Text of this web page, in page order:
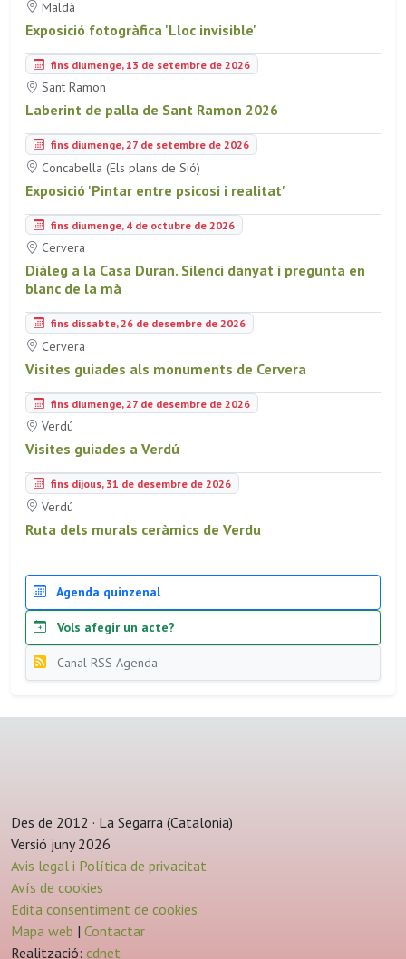
Maldà
Exposició fotogràfica 'Lloc invisible'
fins diumenge, 13 de setembre de 2026
Sant Ramon
Laberint de palla de Sant Ramon 2026
fins diumenge, 27 de setembre de 2026
Concabella (Els plans de Sió)
Exposició 'Pintar entre psicosi i realitat'
fins diumenge, 4 de octubre de 2026
Cervera
Diàleg a la Casa Duran. Silenci danyat i pregunta en
blanc de la mà
fins dissabte, 26 de desembre de 2026
Cervera
Visites guiades als monuments de Cervera
fins diumenge, 27 de desembre de 2026
Verdú
Visites guiades a Verdú
fins dijous, 31 de desembre de 2026
Verdú
Ruta dels murals ceràmics de Verdu
Agenda quinzenal
Vols afegir un acte?
Canal RSS Agenda
Des de 2012 · La Segarra (Catalonia)
Versió juny 2026
Avis legal i Política de privacitat
Avís de cookies
Edita consentiment de cookies
Mapa web | Contactar
Realització: cdnet